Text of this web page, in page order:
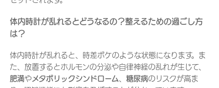
体内時計が乱れるとどうなるの？整えるための過ごし方
は？
体内時計が乱れると、時差ボケのような状態になります。ま
た、放置するとホルモンの分泌や自律神経の乱れが生じて、
肥満や メタボリックシンドローム 糖尿病のリスクが高ま